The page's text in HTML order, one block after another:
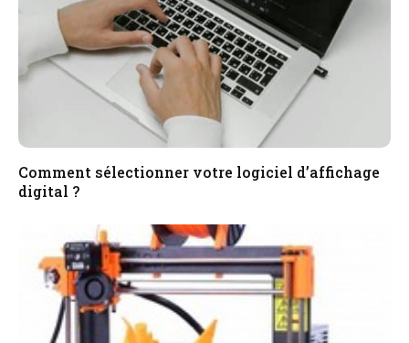
Comment sélectionner votre logiciel d’affichage
digital ?